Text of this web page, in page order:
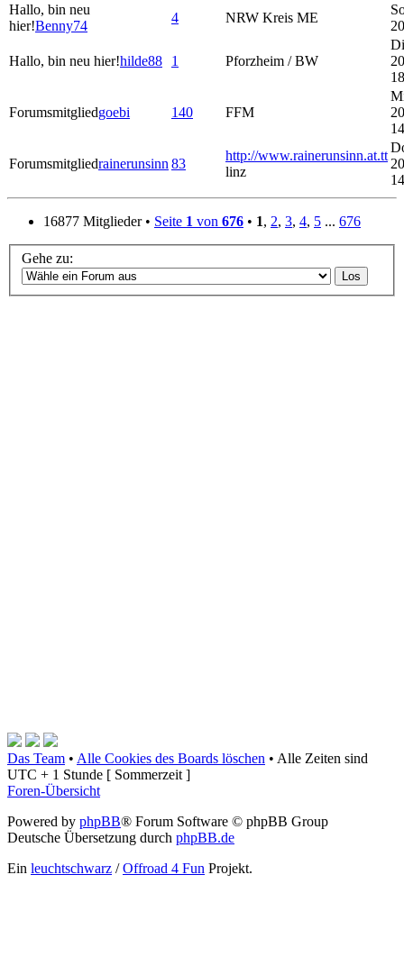
Hallo, bin neu
hier!Benny74
4 NRW Kreis ME
Hallo, bin neu hier!hilde88 1 Pforzheim / BW
Forumsmitgliedgoebi 140 FFM
Forumsmitgliedrainerunsinn 83
http://www.rainerunsinn.at.tt
linz
16877 Mitglieder • Seite 1 von 676 • 1, 2, 3, 4, 5 ... 676
Gehe zu:
Das Team • Alle Cookies des Boards löschen • Alle Zeiten sind
UTC + 1 Stunde [ Sommerzeit ]
Foren-Übersicht
Powered by phpBB® Forum Software © phpBB Group
Deutsche Übersetzung durch phpBB.de
Ein leuchtschwarz /Offroad 4 Fun Projekt.